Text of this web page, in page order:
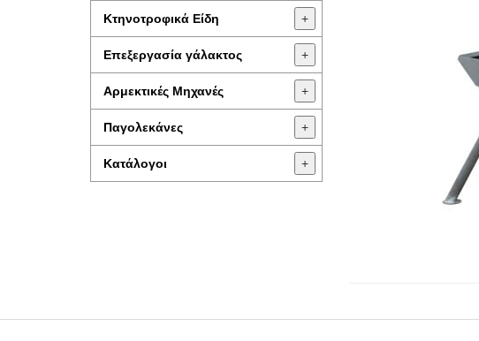
Κτηνοτροφικά Είδη +
Επεξεργασία γάλακτος +
Aρμεκτικές Μηχανές +
Παγολεκάνες +
Κατάλογοι +